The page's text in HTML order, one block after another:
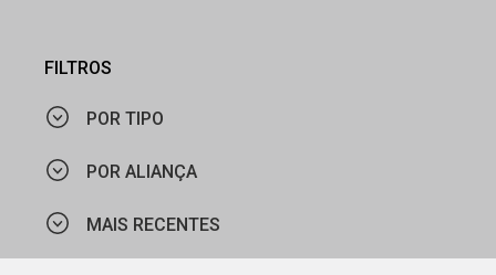
FILTROS
POR TIPO
POR ALIANÇA
CIEE - RS
MAIS RECENTES